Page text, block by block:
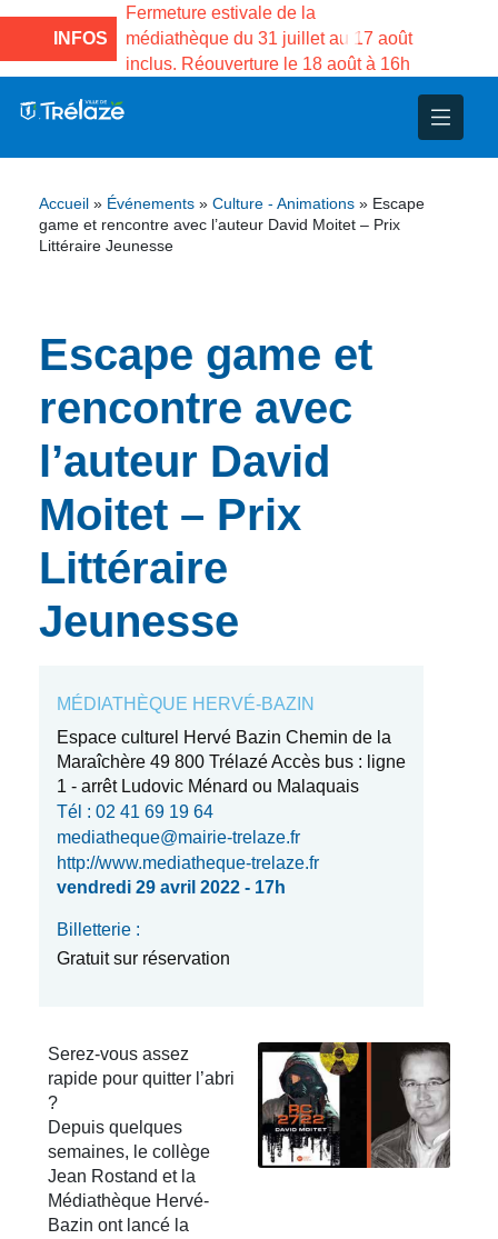
INFOS
la Maison des
de Gama du
Fermeture estivale de la
médiathèque du 31 juillet au 17 août
inclus. Réouverture le 18 août à 16h
et d’animations
Projets
– Jumelage
Accueil » Événements » Culture - Animations » Escape
game et rencontre avec l’auteur David Moitet – Prix
Littéraire Jeunesse
Escape game et
rencontre avec
l’auteur David
Moitet – Prix
Littéraire
Jeunesse
MÉDIATHÈQUE HERVÉ-BAZIN
Espace culturel Hervé Bazin Chemin de la
Maraîchère 49 800 Trélazé Accès bus : ligne
1 - arrêt Ludovic Ménard ou Malaquais
Tél : 02 41 69 19 64
mediatheque@mairie-trelaze.fr
http://www.mediatheque-trelaze.fr
vendredi 29 avril 2022 - 17h
Billetterie :
Gratuit sur réservation
Serez-vous assez
rapide pour quitter l’abri
?
Depuis quelques
semaines, le collège
Jean Rostand et la
Médiathèque Hervé-
Bazin ont lancé la